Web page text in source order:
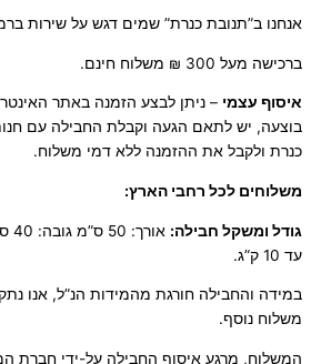
אנחנו ב”תנובת כנרת” שמים דגש על שירות
ברכישה מעל 300 ₪ משלוח חינם.
איסוף עצמי – ניתן לבצע הזמנה באתר
בוצעה, יש לתאם הגעה וקבלת החבילה עם
כנרת ולקבל את ההזמנה ללא דמי משלוח.
משלוחים לכל רחבי הארץ:
גודל ומשקל חבילה:
עד 10 ק”ג.
במידה והחבילה חורגת מהמידות הנ”ל, אנו
משלוח נוסף.
המשלוח, מרגע איסוף החבילה על-ידי חברת